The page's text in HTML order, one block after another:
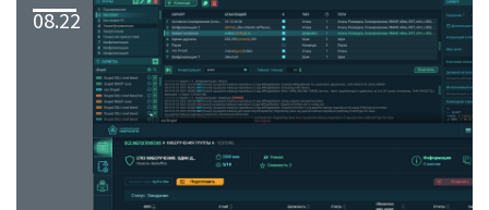
08.22